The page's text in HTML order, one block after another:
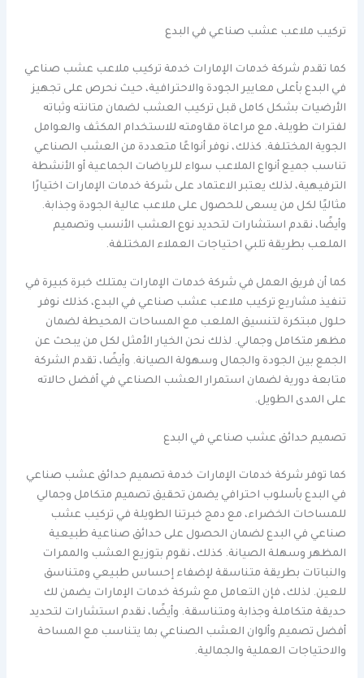
تركيب ملاعب عشب صناعي في البدع
كما تقدم شركة خدمات الإمارات خدمة تركيب ملاعب عشب صناعي
في البدع بأعلى معايير الجودة والاحترافية، حيث نحرص على تجهيز
الأرضيات بشكل كامل قبل تركيب العشب لضمان متانته وثباته
لفترات طويلة، مع مراعاة مقاومته للاستخدام المكثف والعوامل
الجوية المختلفة. كذلك، نوفر أنواعًا متعددة من العشب الصناعي
تناسب جميع أنواع الملاعب سواء للرياضات الجماعية أو الأنشطة
الترفيهية، لذلك يعتبر الاعتماد على شركة خدمات الإمارات اختيارًا
مثاليًا لكل من يسعى للحصول على ملاعب عالية الجودة وجذابة.
وأيضًا، نقدم استشارات لتحديد نوع العشب الأنسب وتصميم
الملعب بطريقة تلبي احتياجات العملاء المختلفة.
كما أن فريق العمل في شركة خدمات الإمارات يمتلك خبرة كبيرة في
تنفيذ مشاريع تركيب ملاعب عشب صناعي في البدع، كذلك نوفر
حلول مبتكرة لتنسيق الملعب مع المساحات المحيطة لضمان
مظهر متكامل وجمالي. لذلك نحن الخيار الأمثل لكل من يبحث عن
الجمع بين الجودة والجمال وسهولة الصيانة. وأيضًا، تقدم الشركة
متابعة دورية لضمان استمرار العشب الصناعي في أفضل حالاته
على المدى الطويل.
تصميم حدائق عشب صناعي في البدع
كما توفر شركة خدمات الإمارات خدمة تصميم حدائق عشب صناعي
في البدع بأسلوب احترافي يضمن تحقيق تصميم متكامل وجمالي
للمساحات الخضراء، مع دمج خبرتنا الطويلة في تركيب عشب
صناعي في البدع لضمان الحصول على حدائق صناعية طبيعية
المظهر وسهلة الصيانة. كذلك، نقوم بتوزيع العشب والممرات
والنباتات بطريقة متناسقة لإضفاء إحساس طبيعي ومتناسق
للعين. لذلك، فإن التعامل مع شركة خدمات الإمارات يضمن لك
حديقة متكاملة وجذابة ومتناسقة. وأيضًا، نقدم استشارات لتحديد
أفضل تصميم وألوان العشب الصناعي بما يتناسب مع المساحة
والاحتياجات العملية والجمالية.